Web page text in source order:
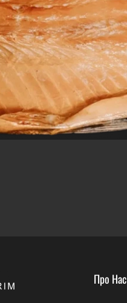
Про Нас